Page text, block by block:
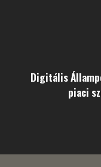
Digitális
piaci